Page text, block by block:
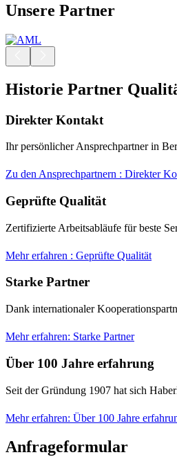
Unsere Partner
Historie Partner
Direkter Kontakt
Ihr persönlicher Ansprechpartner in
Zu den Ansprechpartnern : Direkter
Geprüfte Qualität
Zertifizierte Arbeitsabläufe für beste
Mehr erfahren : Geprüfte Qualität
Starke Partner
Dank internationaler
Mehr erfahren: Starke Partner
Über 100 Jahre erfahrung
Seit der Gründung 1907 hat sich
Mehr erfahren: Über 100 Jahre
Anfrageformular